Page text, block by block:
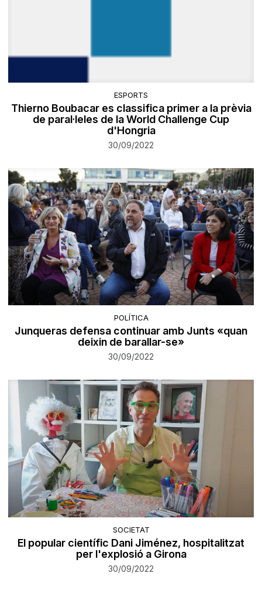
ESPORTS
Thierno Boubacar es classifica primer a la prèvia
de paral·leles de la World Challenge Cup
d'Hongria
30/09/2022
POLÍTICA
Junqueras defensa continuar amb Junts «quan
deixin de barallar-se»
30/09/2022
SOCIETAT
El popular científic Dani Jiménez, hospitalitzat
per l'explosió a Girona
30/09/2022